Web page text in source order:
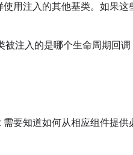
用注入的其他基类。如果
被注入的是哪个生命周期回调
要知道如何从相应组件提